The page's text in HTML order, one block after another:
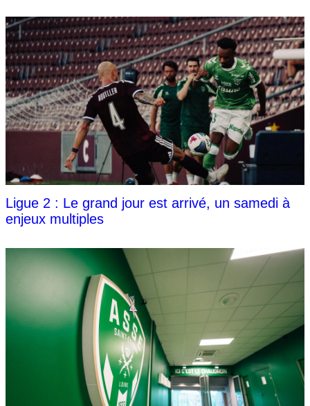
Ligue 2 : Le grand jour est arrivé, un samedi à
enjeux multiples